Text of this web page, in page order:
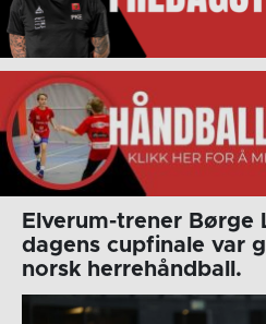
Elverum-trener Børge
dagens cupfinale var
norsk herrehåndball.